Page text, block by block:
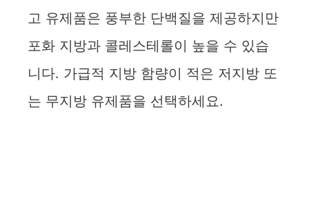
고 유제품은 풍부한 단백질을 제공하지만
포화 지방과 콜레스테롤이 높을 수 있습
니다. 가급적 지방 함량이 적은 저지방 또
는 무지방 유제품을 선택하세요.